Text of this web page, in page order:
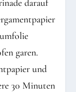
darauf
garen.
und
30 Minuten